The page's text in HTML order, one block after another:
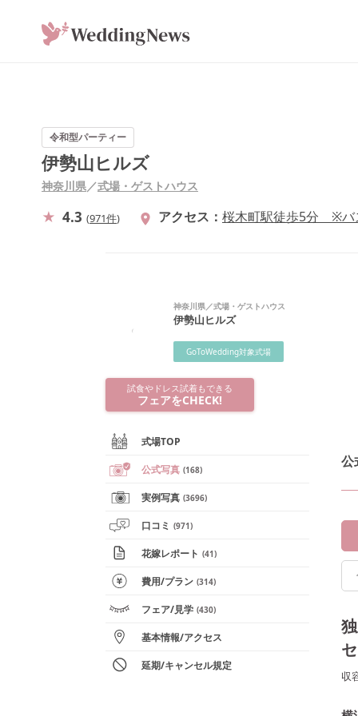
令和型パーティー
伊勢山ヒルズ
神奈川県／式場・ゲストハウス
4.3 (971件) アクセス 桜木町駅徒歩5分 ※バ
神奈川県／式場・ゲストハウス
伊勢山ヒルズ
GoToWedding対象式場
試食やドレス試着もできる
フェアをCHECK!
式場TOP
公式写真 (168)
実例写真 (3696)
口コミ (971)
花嫁レポート (41)
費用/プラン (314)
フェア/見学 (430)
基本情報/アクセス
延期/キャンセル規定
公
収